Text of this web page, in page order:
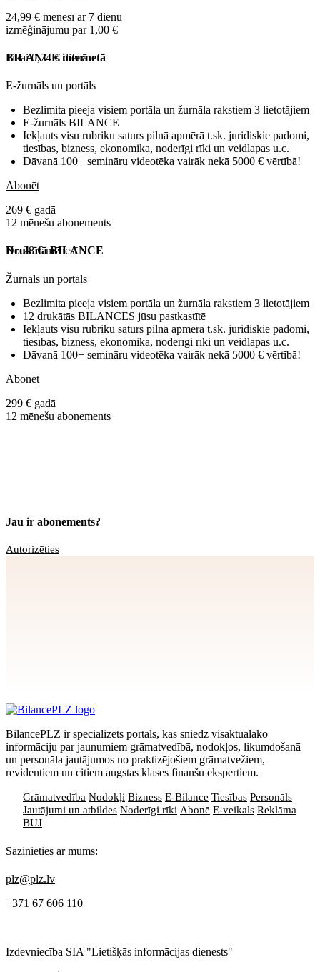
24,99 € mēnesī ar 7 dienu
izmēģinājumu par 1,00 €
Tikai 0,74 € dienā
BILANCE internetā
E-žurnāls un portāls
Bezlimita pieeja visiem portāla un žurnāla rakstiem 3 lietotājiem
E-žurnāls BILANCE
Iekļauts visu rubriku saturs pilnā apmērā t.sk. juridiskie padomi,
tiesības, bizness, ekonomika, noderīgi rīki un veidlapas u.c.
Dāvanā 100+ semināru videotēka vairāk nekā 5000 € vērtībā!
Abonēt
269 € gadā
12 mēnešu abonements
No 28 € mēnesī
Drukātā BILANCE
Žurnāls un portāls
Bezlimita pieeja visiem portāla un žurnāla rakstiem 3 lietotājiem
12 drukātās BILANCES jūsu pastkastītē
Iekļauts visu rubriku saturs pilnā apmērā t.sk. juridiskie padomi,
tiesības, bizness, ekonomika, noderīgi rīki un veidlapas u.c.
Dāvanā 100+ semināru videotēka vairāk nekā 5000 € vērtībā!
Abonēt
299 € gadā
12 mēnešu abonements
Jau ir abonements?
Autorizēties
BilancePLZ ir specializēts portāls, kas sniedz visaktuālāko
informāciju par jaunumiem grāmatvedībā, nodokļos, likumdošanā
un personāla jautājumos no praktizējošiem grāmatvežiem,
revidentiem un citiem augstas klases finanšu ekspertiem.
Grāmatvedība Nodokļi Bizness E-Bilance Tiesības Personāls
Jautājumi un atbildes Noderīgi rīki Abonē E-veikals Reklāma
BUJ
Sazinieties ar mums:
plz@plz.lv
+371 67 606 110
Izdevniecība SIA "Lietišķās informācijas dienests"